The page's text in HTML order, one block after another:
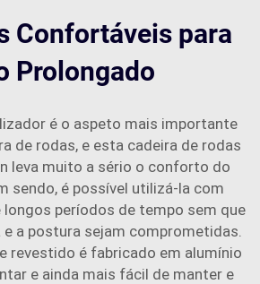
Confortáveis para
Prolongado
é o aspeto mais importante
de rodas, e esta cadeira de rodas
leva muito a sério o conforto do
sendo, é possível utilizá-la com
longos períodos de tempo sem que
e a postura sejam comprometidas.
revestido é fabricado em alumínio
e ainda mais fácil de manter e